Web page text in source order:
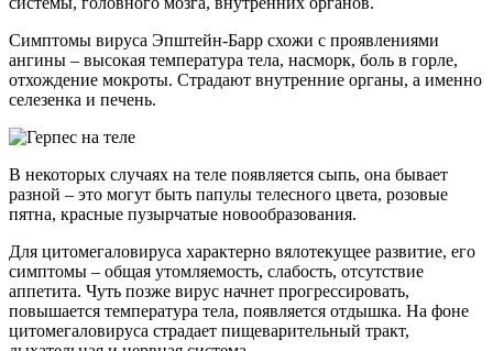
Симптомы вируса Эпштейн-Барр схожи с проявлениями
ангины – высокая температура тела, насморк, боль в горле,
отхождение мокроты. Страдают внутренние органы, а именно
селезенка и печень.
В некоторых случаях на теле появляется сыпь, она бывает
разной – это могут быть папулы телесного цвета, розовые
пятна, красные пузырчатые новообразования.
Для цитомегаловируса характерно вялотекущее развитие, его
симптомы – общая утомляемость, слабость, отсутствие
аппетита. Чуть позже вирус начнет прогрессировать,
повышается температура тела, появляется отдышка. На фоне
цитомегаловируса страдает пищеварительный тракт,